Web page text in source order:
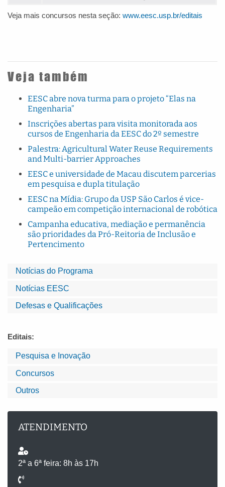
Notícias do Programa
Notícias EESC
Defesas e Qualificações
Editais:
Pesquisa e Inovação
Concursos
Outros
ATENDIMENTO
2ª a 6ª feira: 8h às 17h
Veja mais concursos nesta seção: www.eesc.usp.br/editais
Veja também
EESC abre nova turma para o projeto “Elas na
Engenharia”
Inscrições abertas para visita monitorada aos
cursos de Engenharia da EESC do 2º semestre
Palestra: Agricultural Water Reuse Requirements
and Multi-barrier Approaches
EESC e universidade de Macau discutem parcerias
em pesquisa e dupla titulação
EESC na Mídia: Grupo da USP São Carlos é vice-
campeão em competição internacional de robótica
Campanha educativa, mediação e permanência
são prioridades da Pró-Reitoria de Inclusão e
Pertencimento